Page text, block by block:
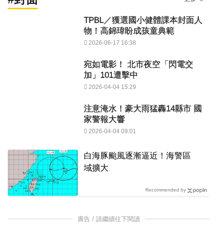
TPBL／獲選國小健體課本封面人
物！高錦瑋盼成孩童典範
2026-06-17 16:38
宛如電影！ 北市夜空「閃電交
加」101遭擊中
2026-04-04 15:29
注意淹水！豪大雨猛轟14縣市 國
家警報大響
2026-04-04 09:01
白海豚颱風逐漸逼近！海警區
域擴大
Recommended by
廣告 / 請繼續往下閱讀